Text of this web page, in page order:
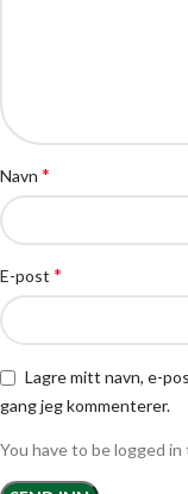
Navn *
E-post *
Lagre mitt navn, e-
gang jeg kommenterer.
You have to be logged